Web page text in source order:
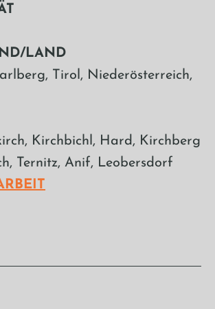
LAND
Tirol, Niederösterreich,
Kirchbichl, Hard, Kirchberg
Ternitz, Anif, Leobersdorf